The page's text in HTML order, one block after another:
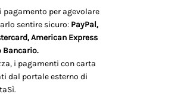
per agevolare
sentire sicuro: PayPal,
American Express
Bancario.
i pagamenti con carta
dal portale esterno di